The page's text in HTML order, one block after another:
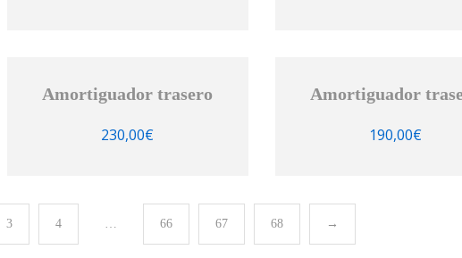
Amortiguador trasero
230,00€
Amortiguador
190,00€
3 4 … 66 67 68 →